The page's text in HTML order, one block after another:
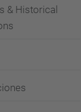
& Historical